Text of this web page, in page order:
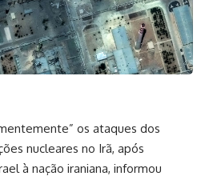
os ataques dos
nucleares no Irã, após
à nação iraniana, informou